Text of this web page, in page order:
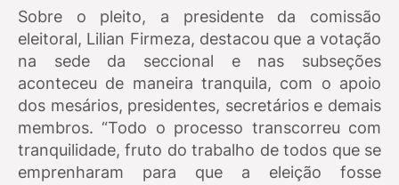
Sobre o pleito, a presidente da comissão
eleitoral, Lilian Firmeza, destacou que a votação
na sede da seccional e nas subseções
aconteceu de maneira tranquila, com o apoio
dos mesários, presidentes, secretários e demais
membros. “Todo o processo transcorreu com
tranquilidade, fruto do trabalho de todos que se
emprenharam para que a eleição fosse